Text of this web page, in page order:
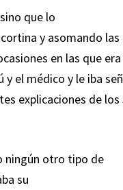
que lo
y asomando las
en las que
el médico y le iba
explicaciones de
ningún otro tipo de
su